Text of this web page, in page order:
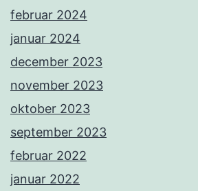
februar 2024
januar 2024
december 2023
november 2023
oktober 2023
september 2023
februar 2022
januar 2022